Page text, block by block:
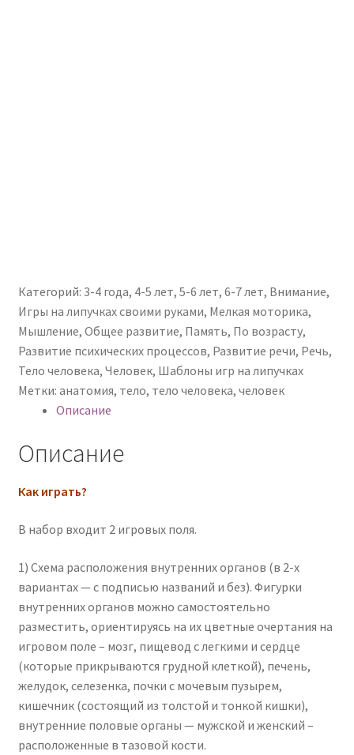
Категорий: 3-4 года, 4-5 лет, 5-6 лет, 6-7 лет, Внимание,
Игры на липучках своими руками, Мелкая моторика,
Мышление, Общее развитие, Память, По возрасту,
Развитие психических процессов, Развитие речи, Речь,
Тело человека, Человек, Шаблоны игр на липучках
Метки: анатомия, тело, тело человека, человек
Описание
Описание
Как играть?
В набор входит 2 игровых поля.
1) Схема расположения внутренних органов (в 2-х
вариантах — с подписью названий и без). Фигурки
внутренних органов можно самостоятельно
разместить, ориентируясь на их цветные очертания на
игровом поле – мозг, пищевод с легкими и сердце
(которые прикрываются грудной клеткой), печень,
желудок, селезенка, почки с мочевым пузырем,
кишечник (состоящий из толстой и тонкой кишки),
внутренние половые органы — мужской и женский –
расположенные в тазовой кости.